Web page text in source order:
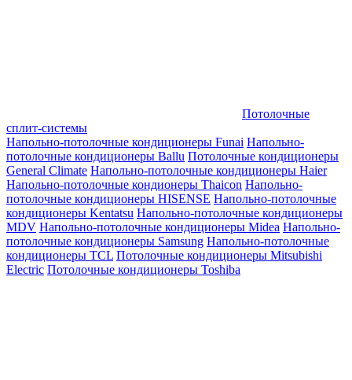
Потолочные
сплит-системы
Напольно-потолочные кондиционеры Funai Напольно-
потолочные кондиционеры Ballu Потолочные кондиционеры
General Climate Напольно-потолочные кондиционеры Haier
Напольно-потолочные кондионеры Thaicon Напольно-
потолочные кондиционеры HISENSE Напольно-потолочные
кондиционеры Kentatsu Напольно-потолочные кондиционеры
MDV Напольно-потолочные кондиционеры Midea Напольно-
потолочные кондиционеры Samsung Напольно-потолочные
кондиционеры TCL Потолочные кондиционеры Mitsubishi
Electric Потолочные кондиционеры Toshiba